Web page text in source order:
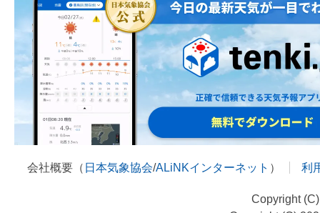
会社概要（ 日本気象協会/ALiNKインターネット ） 利
Copyright